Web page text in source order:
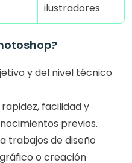
ilustradores
y del nivel técnico
facilidad y
previos.
trabajos de diseño
o creación